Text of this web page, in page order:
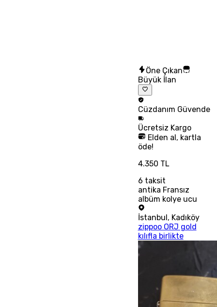
Öne Çıkan
Büyük İlan
Cüzdanım Güvende
Ücretsiz Kargo
Elden al, kartla
öde!
4.350 TL
6 taksit
antika Fransız
albüm kolye ucu
İstanbul, Kadıköy
zippoo ORJ gold
kılıfla birlikte